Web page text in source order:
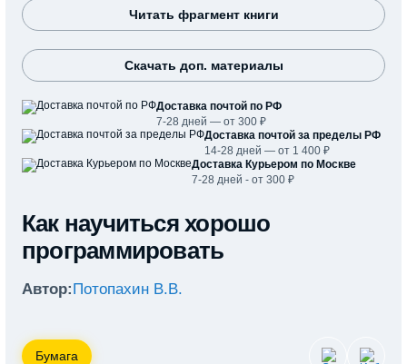
Читать фрагмент книги
Скачать доп. материалы
Доставка почтой по РФ
7-28 дней — от 300 ₽
Доставка почтой за пределы РФ
14-28 дней — от 1 400 ₽
Доставка Курьером по Москве
7-28 дней - от 300 ₽
Как научиться хорошо
программировать
Автор:Потопахин В.В.
Бумага